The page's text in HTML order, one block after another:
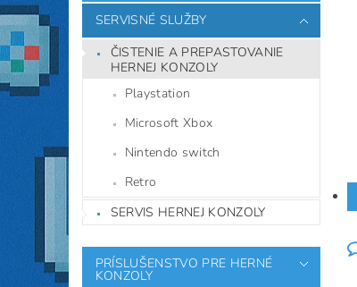
SERVISNÉ SLUŽBY
ČISTENIE A PREPASTOVANIE
HERNEJ KONZOLY
Playstation
Microsoft Xbox
Nintendo switch
Retro
SERVIS HERNEJ KONZOLY
PRÍSLUŠENSTVO PRE HERNÉ
KONZOLY